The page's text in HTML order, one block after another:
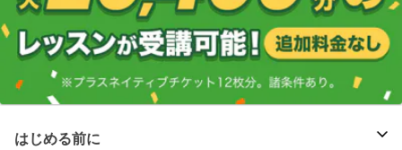
はじめる前に